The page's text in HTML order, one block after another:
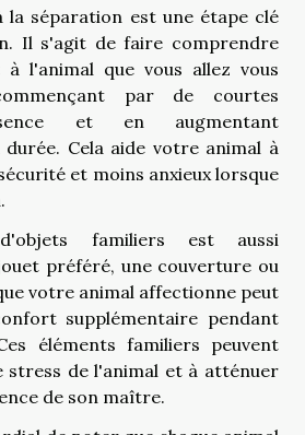
la séparation est une étape clé
Il s'agit de faire comprendre
à l'animal que vous allez vous
par de courtes
et en augmentant
Cela aide votre animal à
et moins anxieux lorsque
familiers est aussi
préféré, une couverture ou
votre animal affectionne peut
supplémentaire pendant
éléments familiers peuvent
stress de l'animal et à atténuer
de son maître.